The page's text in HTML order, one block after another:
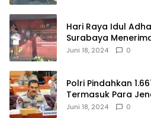
Hari Raya Idul
Surabaya
Hewan Kurban
Juni 18, 2024 0
Polri Pindahkan
Termasuk Para
Juni 18, 2024 0